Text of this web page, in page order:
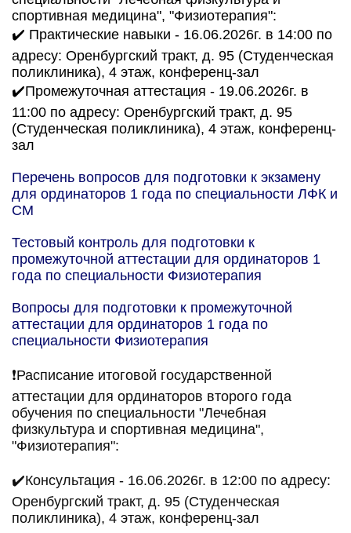
спортивная медицина", "Физиотерапия":
✔️ Практические навыки - 16.06.2026г. в 14:00 по
адресу: Оренбургский тракт, д. 95 (Студенческая
поликлиника), 4 этаж, конференц-зал
✔️Промежуточная аттестация - 19.06.2026г. в
11:00 по адресу: Оренбургский тракт, д. 95
(Студенческая поликлиника), 4 этаж, конференц-
зал
Перечень вопросов для подготовки к экзамену
для ординаторов 1 года по специальности ЛФК и
СМ
Тестовый контроль для подготовки к
промежуточной аттестации для ординаторов 1
года по специальности Физиотерапия
Вопросы для подготовки к промежуточной
аттестации для ординаторов 1 года по
специальности Физиотерапия
❗Расписание итоговой государственной
аттестации для ординаторов второго года
обучения по специальности "Лечебная
физкультура и спортивная медицина",
"Физиотерапия":
✔️Консультация - 16.06.2026г. в 12:00 по адресу:
Оренбургский тракт, д. 95 (Студенческая
поликлиника), 4 этаж, конференц-зал